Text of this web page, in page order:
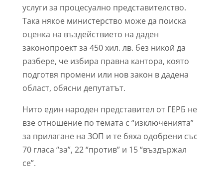
услуги за процесуално представителство.
Така някое министерство може да поиска
оценка на въздействието на даден
законопроект за 450 хил. лв. без никой да
разбере, че избира правна кантора, която
подготвя промени или нов закон в дадена
област, обясни депутатът.
Нито един народен представител от ГЕРБ не
взе отношение по темата с “изключенията”
за прилагане на ЗОП и те бяха одобрени със
70 гласа “за”, 22 “против” и 15 “въздържал
се”.